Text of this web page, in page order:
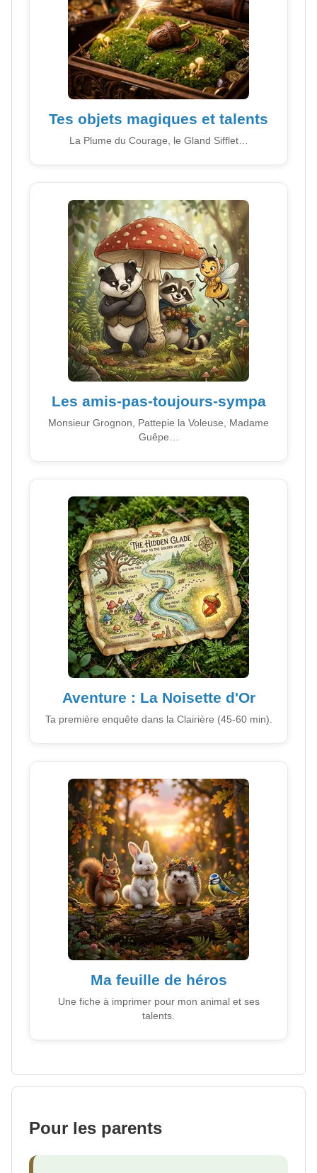
Tes objets magiques et talents
La Plume du Courage, le Gland Sifflet…
Les amis-pas-toujours-sympa
Monsieur Grognon, Pattepie la Voleuse, Madame
Guêpe…
Aventure : La Noisette d'Or
Ta première enquête dans la Clairière (45-60 min).
Ma feuille de héros
Une fiche à imprimer pour mon animal et ses
talents.
Pour les parents